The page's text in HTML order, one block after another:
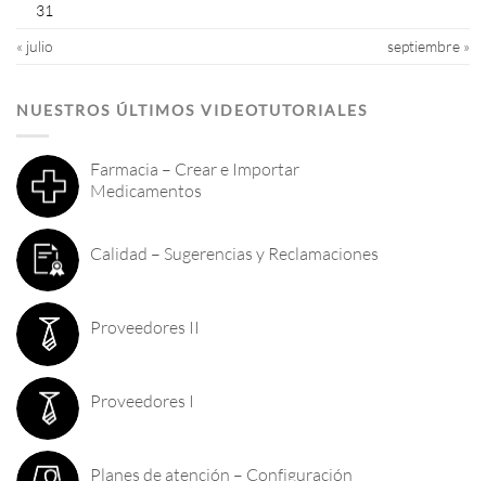
31
« julio
septiembre »
NUESTROS ÚLTIMOS VIDEOTUTORIALES
Farmacia – Crear e Importar
Medicamentos
Calidad – Sugerencias y Reclamaciones
Proveedores II
Proveedores I
Planes de atención – Configuración